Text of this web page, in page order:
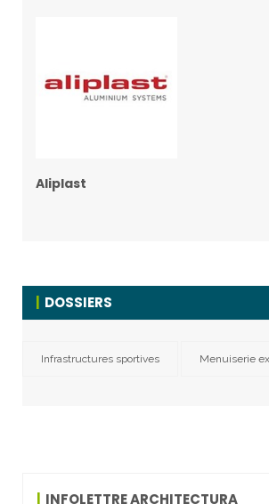
Aliplast
DOSSIERS
Infrastructures sportives Menuiserie
INFOLETTRE ARCHITECTURA